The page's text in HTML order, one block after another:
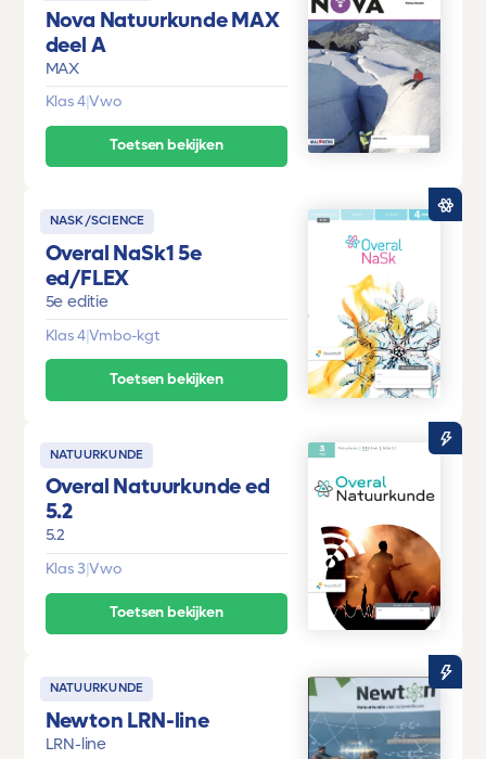
Nova Natuurkunde MAX
deel A
MAX
Klas 4|Vwo
Toetsen bekijken
NASK/SCIENCE
Overal NaSk1 5e
ed/FLEX
5e editie
Klas 4|Vmbo-kgt
Toetsen bekijken
NATUURKUNDE
Overal Natuurkunde ed
5.2
5.2
Klas 3|Vwo
Toetsen bekijken
NATUURKUNDE
Newton LRN-line
LRN-line